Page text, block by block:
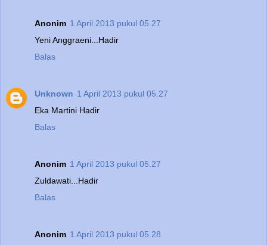
Anonim 1 April 2013 pukul 05.27
Yeni Anggraeni...Hadir
Balas
Unknown 1 April 2013 pukul 05.27
Eka Martini Hadir
Balas
Anonim 1 April 2013 pukul 05.27
Zuldawati...Hadir
Balas
Anonim 1 April 2013 pukul 05.28